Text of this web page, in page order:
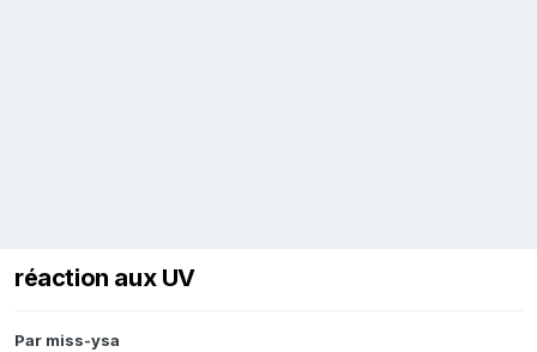
réaction aux UV
Par miss-ysa